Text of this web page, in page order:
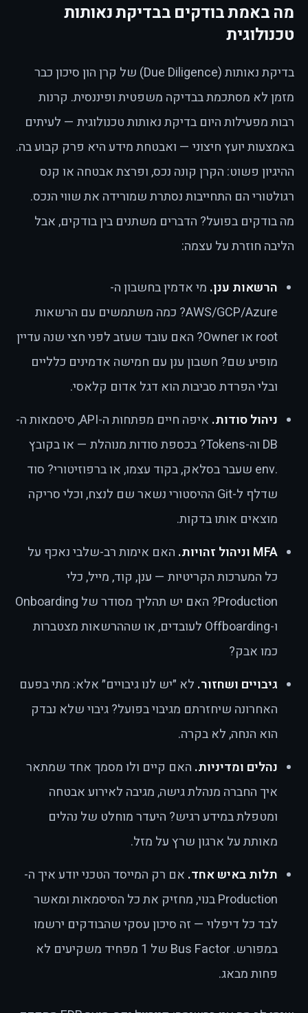
מה באמת בודקים בבדיקת נאותות
טכנולוגית
בדיקת נאותות (Due Diligence) של קרן הון סיכון כבר
מזמן לא מסתכמת בבדיקה משפטית ופיננסית. קרנות
רבות מפעילות היום בדיקת נאותות טכנולוגית — לעיתים
באמצעות יועץ חיצוני — ואבטחת מידע היא פרק קבוע בה.
ההיגיון פשוט: הקרן קונה נכס, ופרצת אבטחה או קנס
רגולטורי הם התחייבות נסתרת שמורידה את שווי הנכס.
מה בודקים בפועל? הדברים משתנים בין בודקים, אבל
הליבה חוזרת על עצמה:
הרשאות ענן. מי אדמין בחשבון ה-
AWS/GCP/Azure? כמה משתמשים עם הרשאות
root או Owner? האם עובד שעזב לפני חצי שנה עדיין
מופיע שם? חשבון ענן עם חמישה אדמינים כלליים
ובלי הפרדת סביבות הוא דגל אדום קלאסי.
ניהול סודות.
איפה חיים מפתחות ה-API, סיסמאות ה-
DB וה-Tokens? בכספת סודות מנוהלת — או בקובץ
.env שעבר בסלאק, בקוד עצמו, או ברפוזיטורי? סוד
שדלף ל-Git ההיסטורי נשאר שם לנצח, וכלי סריקה
מוצאים אותו בדקות.
MFA וניהול זהויות.
האם אימות רב-שלבי נאכף על
כל המערכות הקריטיות — ענן, קוד, מייל, כלי
Production? האם יש תהליך מסודר של Onboarding
ו-Offboarding לעובדים, או שההרשאות מצטברות
כמו אבק?
גיבויים ושחזור. לא ״יש לנו גיבויים״ אלא: מתי בפעם
האחרונה שיחזרתם מגיבוי בפועל? גיבוי שלא נבדק
הוא הנחה, לא בקרה.
נהלים ומדיניות. האם קיים ולו מסמך אחד שמתאר
איך החברה מנהלת גישה, מגיבה לאירוע אבטחה
ומטפלת במידע רגיש? היעדר מוחלט של נהלים
מאותת על ארגון שרץ על מזל.
תלות באיש אחד. אם רק המייסד הטכני יודע איך ה-
Production בנוי, מחזיק את כל הסיסמאות ומאשר
לבד כל דיפלוי — זה סיכון עסקי שהבודקים ירשמו
במפורש. Bus Factor של 1 מפחיד משקיעים לא
פחות מבאג.